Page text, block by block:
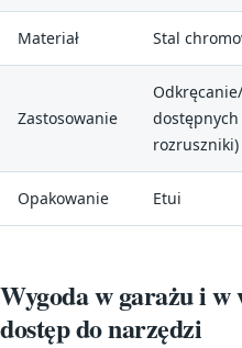
Materiał Stal
Zastosowanie
rozruszniki)
Opakowanie Etui
Wygoda w garażu i w
dostęp do narzędzi